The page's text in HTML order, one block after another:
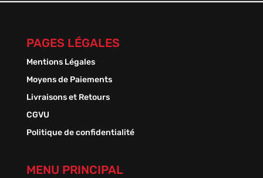
13,50 €
PAGES LÉGALES
Mentions Légales
Moyens de Paiements
Livraisons et Retours
CGVU
Politique de confidentialité
MENU PRINCIPAL